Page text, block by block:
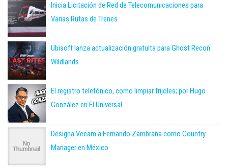
Inicia Licitación de Red de Telecomunicaciones para
Varias Rutas de Trenes
Ubisoft lanza actualización gratuita para Ghost Recon
Wildlands
El registro telefónico, como limpiar frijoles; por Hugo
González en El Universal
Designa Veeam a Fernando Zambrana como Country
Manager en México